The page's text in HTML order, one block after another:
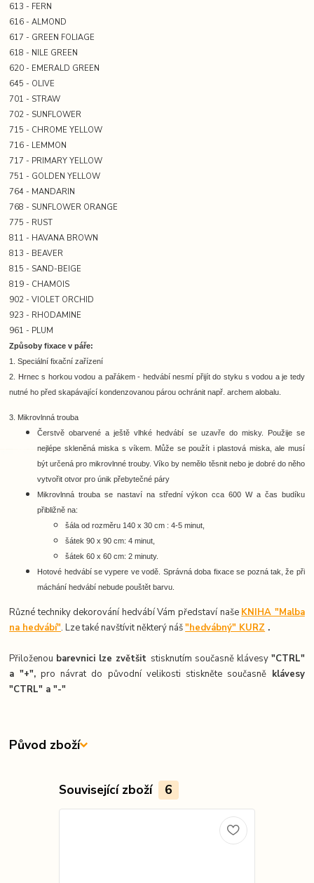
613 - FERN
616 - ALMOND
617 - GREEN FOLIAGE
618 - NILE GREEN
620 - EMERALD GREEN
645 - OLIVE
701 - STRAW
702 - SUNFLOWER
715 - CHROME YELLOW
716 - LEMMON
717 - PRIMARY YELLOW
751 - GOLDEN YELLOW
764 - MANDARIN
768 - SUNFLOWER ORANGE
775 - RUST
811 - HAVANA BROWN
813 - BEAVER
815 - SAND-BEIGE
819 - CHAMOIS
902 - VIOLET ORCHID
923 - RHODAMINE
961 - PLUM
Způsoby fixace v páře:
1. Speciální fixační zařízení
2. Hrnec s horkou vodou a pařákem - hedvábí nesmí přijít do styku s vodou a je tedy
nutné ho před skapávající kondenzovanou párou ochránit např. archem alobalu.
3. Mikrovlnná trouba
Čerstvě obarvené a ještě vlhké hedvábí se uzavře do misky. Použije se
nejlépe skleněná miska s víkem. Může se použít i plastová miska, ale musí
být určená pro mikrovlnné trouby. Víko by nemělo těsnit nebo je dobré do něho
vytvořit otvor pro únik přebytečné páry
Mikrovlnná trouba se nastaví na střední výkon cca 600 W a čas budíku
přibližně na:
šála od rozměru 140 x 30 cm : 4-5 minut,
šátek 90 x 90 cm: 4 minut,
šátek 60 x 60 cm: 2 minuty.
Hotové hedvábí se vypere ve vodě. Správná doba fixace se pozná tak, že při
máchání hedvábí nebude pouštět barvu.
Různé techniky dekorování hedvábí Vám představí naše KNIHA "Malba
na hedvábí". Lze také navštívit některý náš"hedvábný" KURZ .
Přiloženou barevnici lze zvětšit stisknutím současně klávesy "CTRL"
a "+", pro návrat do původní velikosti stiskněte současněklávesy
"CTRL" a "-"
Původ zboží
Související zboží 6